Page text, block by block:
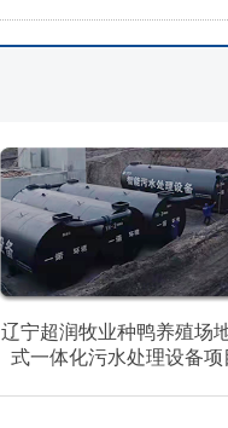
辽宁超润牧业种鸭养殖场
式一体化污水处理设备项